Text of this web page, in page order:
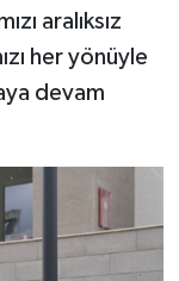
aralıksız
her yönüyle
devam